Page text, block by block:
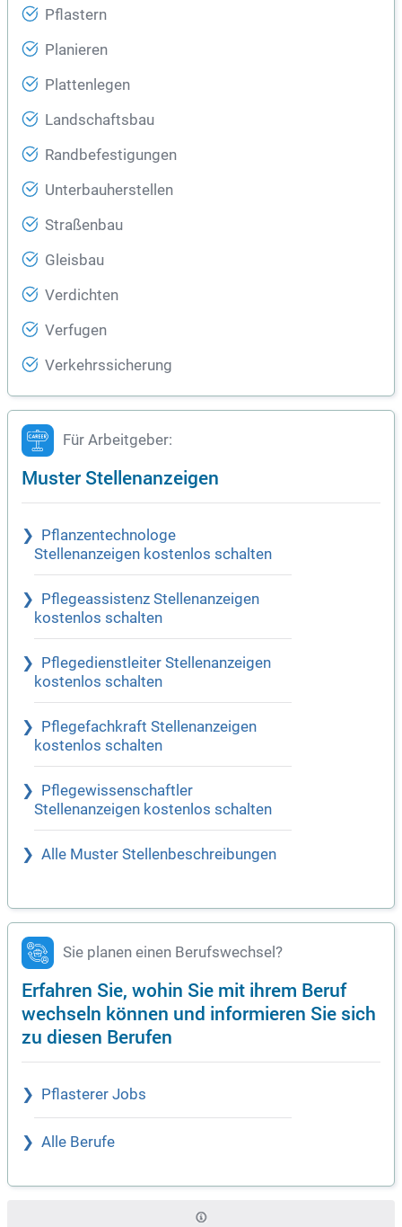
Pflastern
Planieren
Plattenlegen
Landschaftsbau
Randbefestigungen
Unterbauherstellen
Straßenbau
Gleisbau
Verdichten
Verfugen
Verkehrssicherung
Für Arbeitgeber:
Muster Stellenanzeigen
Pflanzentechnologe
Stellenanzeigen kostenlos schalten
Pflegeassistenz Stellenanzeigen
kostenlos schalten
Pflegedienstleiter Stellenanzeigen
kostenlos schalten
Pflegefachkraft Stellenanzeigen
kostenlos schalten
Pflegewissenschaftler
Stellenanzeigen kostenlos schalten
Alle Muster Stellenbeschreibungen
Sie planen einen Berufswechsel?
Erfahren Sie, wohin Sie mit ihrem Beruf
wechseln können und informieren Sie sich
zu diesen Berufen
Pflasterer Jobs
Alle Berufe